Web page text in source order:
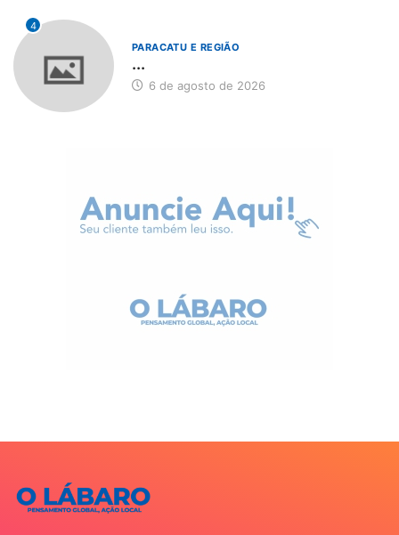
4
PARACATU E REGIÃO
...
6 de agosto de 2026